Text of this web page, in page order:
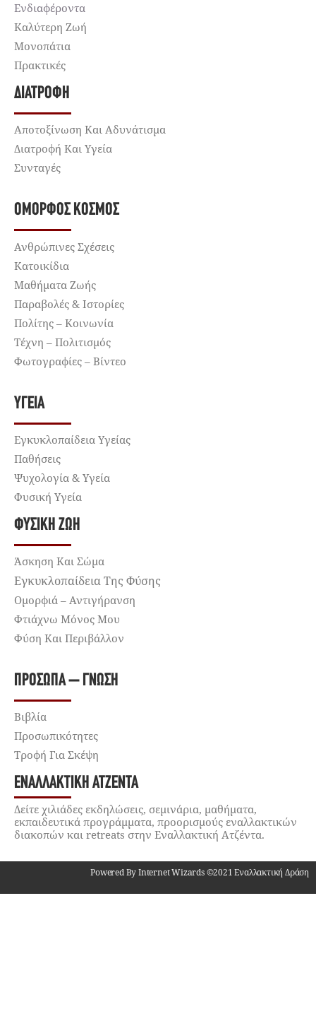
Ενδιαφέροντα
Καλύτερη Ζωή
Μονοπάτια
Πρακτικές
ΔΙΑΤΡΟΦΉ
Αποτοξίνωση Και Αδυνάτισμα
Διατροφή Και Υγεία
Συνταγές
ΌΜΟΡΦΟΣ ΚΌΣΜΟΣ
Ανθρώπινες Σχέσεις
Κατοικίδια
Μαθήματα Ζωής
Παραβολές & Ιστορίες
Πολίτης – Κοινωνία
Τέχνη – Πολιτισμός
Φωτογραφίες – Βίντεο
ΥΓΕΊΑ
Εγκυκλοπαίδεια Υγείας
Παθήσεις
Ψυχολογία & Υγεία
Φυσική Υγεία
ΦΥΣΙΚΉ ΖΩΉ
Άσκηση Και Σώμα
Εγκυκλοπαίδεια Της Φύσης
Ομορφιά – Αντιγήρανση
Φτιάχνω Μόνος Μου
Φύση Και Περιβάλλον
ΠΡΌΣΩΠΑ – ΓΝΏΣΗ
Βιβλία
Προσωπικότητες
Τροφή Για Σκέψη
ΕΝΑΛΛΑΚΤΙΚΉ ΑΤΖΈΝΤΑ
Δείτε χιλιάδες εκδηλώσεις, σεμινάρια, μαθήματα,
εκπαιδευτικά προγράμματα, προορισμούς εναλλακτικών
διακοπών και retreats στην Εναλλακτική Ατζέντα.
Powered By Internet Wizards ©2021 Εναλλακτική Δράση